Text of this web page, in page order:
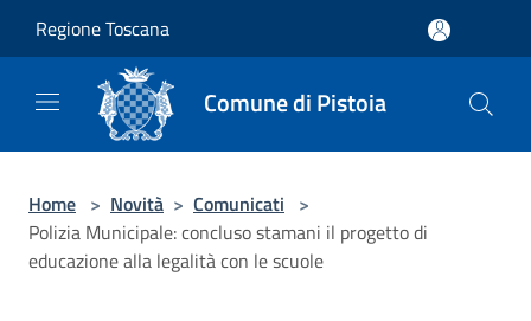
Regione Toscana
Comune di Pistoia
Home > Novità > Comunicati >
Polizia Municipale: concluso stamani il progetto di
educazione alla legalità con le scuole